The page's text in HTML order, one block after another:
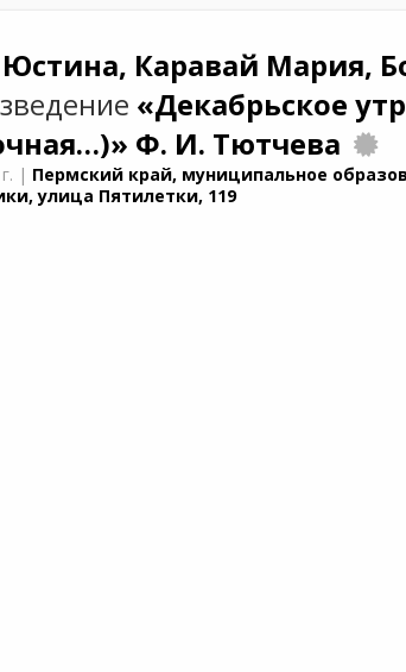
Каравай Мария,
«Декабрьское
Ф. И. Тютчева
| Пермский край, муниципальное
улица Пятилетки, 119